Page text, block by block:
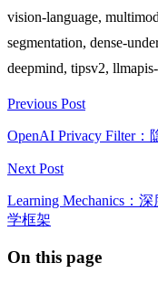
vision-language,
segmentation, dense-
deepmind, tipsv2,
Previous Post
OpenAI Privacy Filter
Next Post
Learning Mechanics：
学框架
On this page